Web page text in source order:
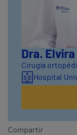
Dra.
Cirugía
Hospital
Compartir